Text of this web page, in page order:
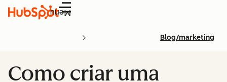
Menu
Blog/marketing
Como criar uma